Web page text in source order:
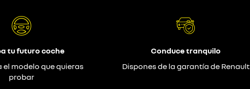
tu futuro coche
el modelo que quieras
probar
Conduce tranquilo
Dispones de la garantía de Renault